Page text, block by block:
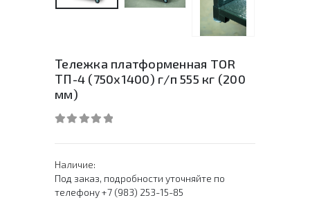
Тележка платформенная TOR
ТП-4 (750х1400) г/п 555 кг (200
мм)
Наличие:
Под заказ, подробности уточняйте по
телефону +7 (983) 253-15-85